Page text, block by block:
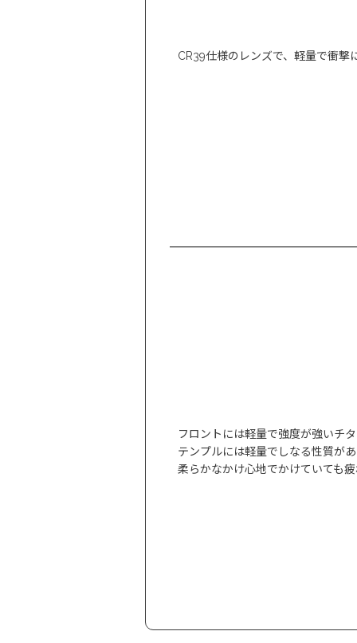
CR39仕様のレンズで、軽量で衝撃
フロントには軽量で強度が強いチ
テンプルには軽量でしなる性質が
柔らかなかけ心地でかけていても